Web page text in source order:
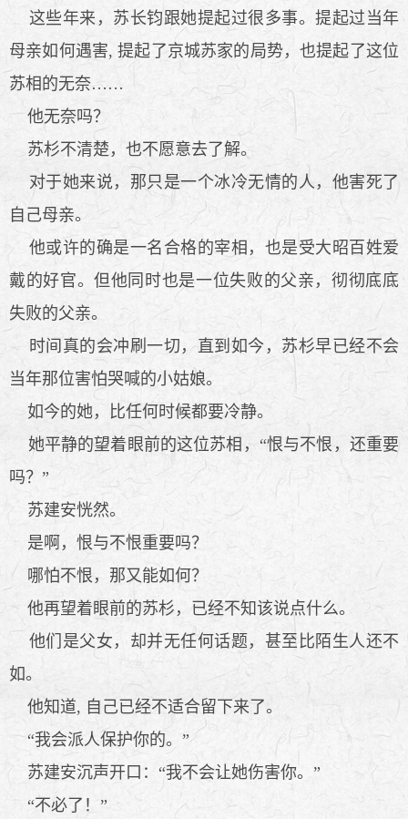
这些年来，苏长钧跟她提起过很多事。提起过当年
母亲如何遇害, 提起了京城苏家的局势，也提起了这位
苏相的无奈……
他无奈吗？
苏杉不清楚，也不愿意去了解。
对于她来说，那只是一个冰冷无情的人，他害死了
自己母亲。
他或许的确是一名合格的宰相，也是受大昭百姓爱
戴的好官。但他同时也是一位失败的父亲，彻彻底底
失败的父亲。
时间真的会冲刷一切，直到如今，苏杉早已经不会
当年那位害怕哭喊的小姑娘。
如今的她，比任何时候都要冷静。
她平静的望着眼前的这位苏相，“恨与不恨，还重要
吗？”
苏建安恍然。
是啊，恨与不恨重要吗？
哪怕不恨，那又能如何？
他再望着眼前的苏杉，已经不知该说点什么。
他们是父女，却并无任何话题，甚至比陌生人还不
如。
他知道, 自己已经不适合留下来了。
“我会派人保护你的。”
苏建安沉声开口：“我不会让她伤害你。”
“不必了！”